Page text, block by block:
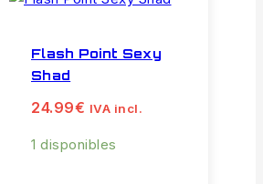
Flash Point Sexy
Shad
24.99€ IVA incl.
1 disponibles